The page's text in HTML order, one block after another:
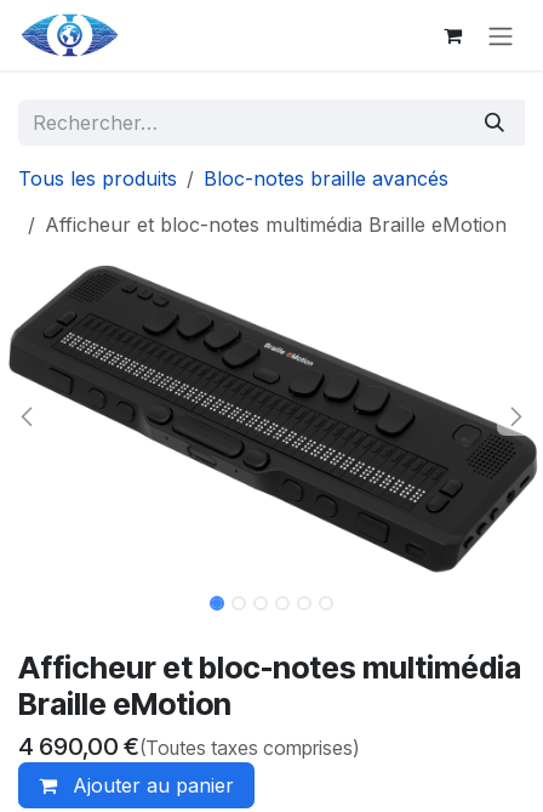
Aller au contenu principal
Se rendre au contenu
Tous les produits
Bloc-notes braille avancés
Afficheur et bloc-notes multimédia Braille eMotion
Afficheur et bloc-notes multimédia
Braille eMotion
4 690,00 €(Toutes taxes comprises)
Ajouter au panier